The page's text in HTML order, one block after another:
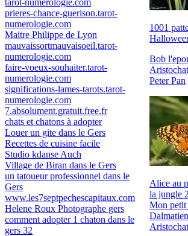
tarot-numerologie.com
prieres-chance-guerison.tarot-
numerologie.com
Maitre Philippe de Lyon
mauvaissortmauvaisoeil.tarot-
numerologie.com
faire-voeux-souhaiter.tarot-
numerologie.com
significations-lames-tarots.tarot-
numerologie.com
7.absolument.gratuit.free.fr
chats et chatons à adopter
Louer un gite dans le Gers
Recettes de cuisine facile
Studio kdanse Auch
Village de Biran dans le Gers
un tatoueur professionnel dans le
Gers
www.les7septpechescapitaux.com
Helene Roux Photographe gers
comment adopter 1 chaton dans le
gers 32
1001
Bob
Peter Pan
Alice au
la jungle 2
Mon petit